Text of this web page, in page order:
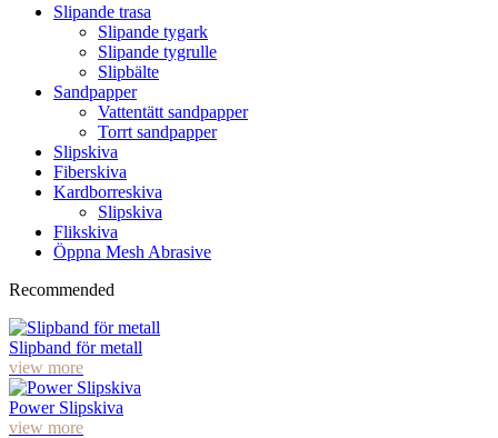
Slipande trasa
Slipande tygark
Slipande tygrulle
Slipbälte
Sandpapper
Vattentätt sandpapper
Torrt sandpapper
Slipskiva
Fiberskiva
Kardborreskiva
Slipskiva
Flikskiva
Öppna Mesh Abrasive
Recommended
Slipband för metall
view more
Power Slipskiva
view more